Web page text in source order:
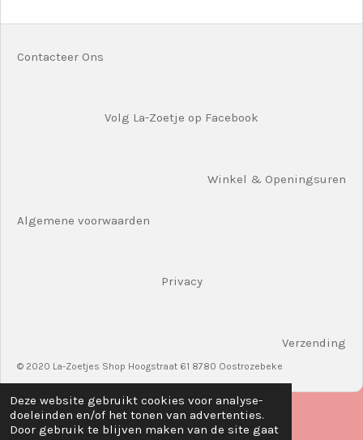
Deze website gebruikt cookies voor analyse-
doeleinden en/of het tonen van advertenties.
Door gebruik te blijven maken van de site gaat
Contacteer Ons
Volg La-Zoetje op Facebook
Winkel & Openingsuren
Algemene voorwaarden
Privacy
Verzending
© 2020 La-Zoetjes Shop Hoogstraat 61 8780 Oostrozebeke